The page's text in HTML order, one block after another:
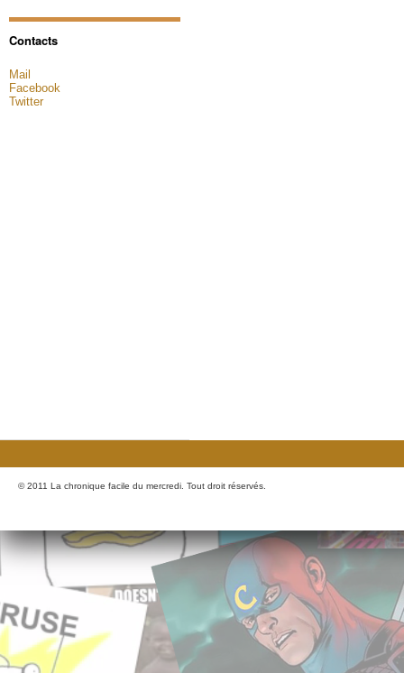
Contacts
Mail
Facebook
Twitter
© 2011 La chronique facile du mercredi. Tout droit réservés.